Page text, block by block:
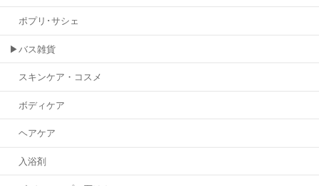
ポプリ･サシェ
▶バス雑貨
スキンケア・コスメ
ボディケア
ヘアケア
入浴剤